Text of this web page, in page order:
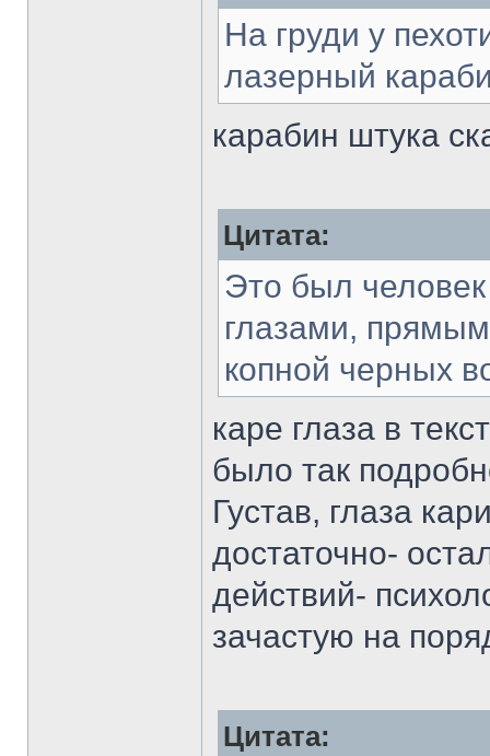
На груди у
лазерный
карабин штука
Цитата:
Это был
глазами,
копной черных
каре глаза в
было так
Густав, глаза
достаточно-
действий-
зачастую на
Цитата: